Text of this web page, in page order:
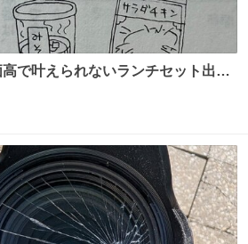
で叶えられないランチセット出て